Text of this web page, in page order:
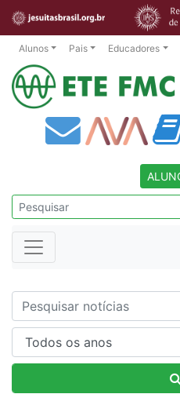
Alunos Pais Educadores
Nome